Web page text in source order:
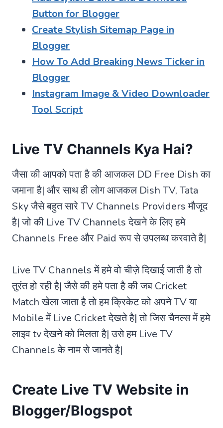
Button for Blogger
Create Stylish Sitemap Page in
Blogger
How To Add Breaking News Ticker in
Blogger
Instagram Image & Video Downloader
Tool Script
Live TV Channels Kya Hai?
जैसा की आपको पता है की आजकल DD Free Dish का
जमाना है| और साथ ही लोग आजकल Dish TV, Tata
Sky जैसे बहुत सारे TV Channels Providers मौजूद
है| जो की Live TV Channels देखने के लिए हमे
Channels Free और Paid रूप से उपलब्ध करवाते है|
Live TV Channels में हमे वो चीज़े दिखाई जाती है तो
तुरंत हो रही है| जैसे की हमे पता है की जब Cricket
Match खेला जाता है तो हम क्रिकेट को अपने TV या
Mobile में Live Cricket देखते है| तो जिस चैनल्स में हमे
लाइव tv देखने को मिलता है| उसे हम Live TV
Channels के नाम से जानते है|
Create Live TV Website in
Blogger/Blogspot